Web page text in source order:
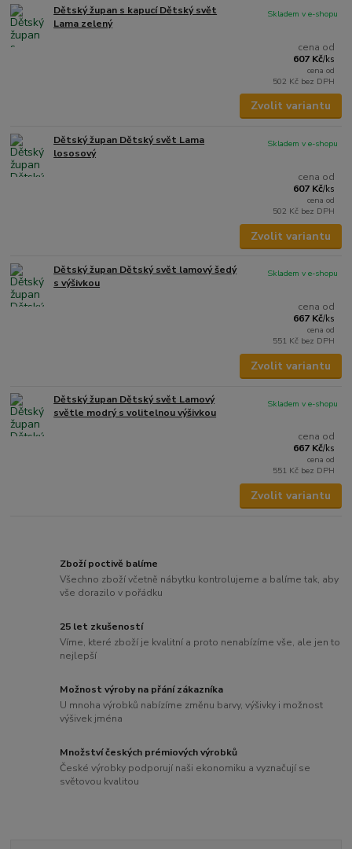
Dětský župan s kapucí Dětský svět
Lama zelený
cena od
607 Kč/ks
cena od
502 Kč bez DPH
Skladem v e-shopu
Zvolit variantu
Dětský župan Dětský svět Lama
lososový
cena od
607 Kč/ks
cena od
502 Kč bez DPH
Skladem v e-shopu
Zvolit variantu
Dětský župan Dětský svět lamový šedý
s výšivkou
cena od
667 Kč/ks
cena od
551 Kč bez DPH
Skladem v e-shopu
Zvolit variantu
Dětský župan Dětský svět Lamový
světle modrý s volitelnou výšivkou
cena od
667 Kč/ks
cena od
551 Kč bez DPH
Skladem v e-shopu
Zvolit variantu
Zboží poctivě balíme
Všechno zboží včetně nábytku kontrolujeme a balíme tak, aby
vše dorazilo v pořádku
25 let zkušeností
Víme, které zboží je kvalitní a proto nenabízíme vše, ale jen to
nejlepší
Možnost výroby na přání zákazníka
U mnoha výrobků nabízíme změnu barvy, výšivky i možnost
výšivek jména
Množství českých prémiových výrobků
České výrobky podporují naši ekonomiku a vyznačují se
světovou kvalitou